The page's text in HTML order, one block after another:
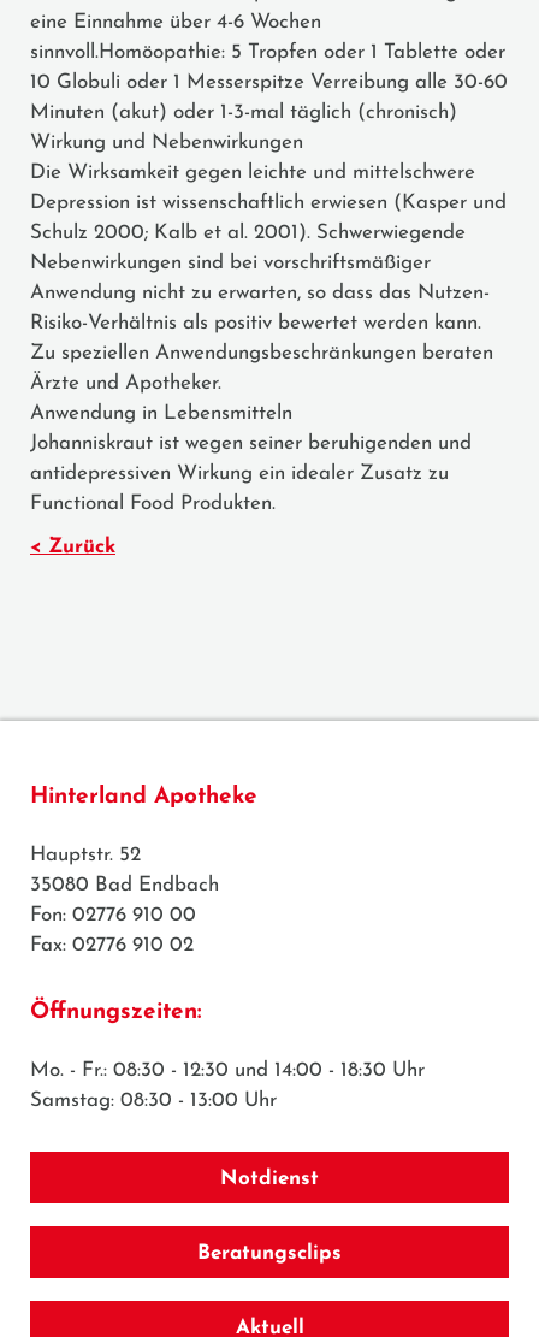
eine Einnahme über 4-6 Wochen
sinnvoll.Homöopathie: 5 Tropfen oder 1 Tablette oder
10 Globuli oder 1 Messerspitze Verreibung alle 30-60
Minuten (akut) oder 1-3-mal täglich (chronisch)
Wirkung und Nebenwirkungen
Die Wirksamkeit gegen leichte und mittelschwere
Depression ist wissenschaftlich erwiesen (Kasper und
Schulz 2000; Kalb et al. 2001). Schwerwiegende
Nebenwirkungen sind bei vorschriftsmäßiger
Anwendung nicht zu erwarten, so dass das Nutzen-
Risiko-Verhältnis als positiv bewertet werden kann.
Zu speziellen Anwendungsbeschränkungen beraten
Ärzte und Apotheker.
Anwendung in Lebensmitteln
Johanniskraut ist wegen seiner beruhigenden und
antidepressiven Wirkung ein idealer Zusatz zu
Functional Food Produkten.
< Zurück
Hinterland Apotheke
Hauptstr. 52
35080 Bad Endbach
Fon: 02776 910 00
Fax: 02776 910 02
Öffnungszeiten:
Mo. - Fr.: 08:30 - 12:30 und 14:00 - 18:30 Uhr
Samstag: 08:30 - 13:00 Uhr
Notdienst
Beratungsclips
Aktuell